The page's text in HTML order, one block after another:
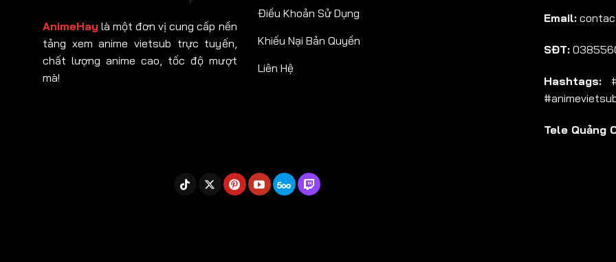
Tập 40
Tập 41
AnimeHay là một đơn vị cung cấp nền
tảng xem anime vietsub trực tuyến,
chất lượng anime cao, tốc độ mượt
mà!
Điều Khoản Sử Dụng
Khiếu Nại Bản Quyền
Liên Hệ
Email:
SĐT:
Hashtags:
Tele Quảng